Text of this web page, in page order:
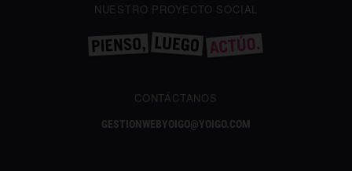
NUESTRO PROYECTO SOCIAL
CONTÁCTANOS
GESTIONWEBYOIGO@YOIGO.COM